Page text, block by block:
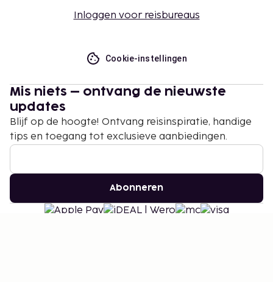
Inloggen voor reisbureaus
Cookie-instellingen
Mis niets – ontvang de nieuwste
updates
Blijf op de hoogte! Ontvang reisinspiratie, handige
tips en toegang tot exclusieve aanbiedingen.
Abonneren